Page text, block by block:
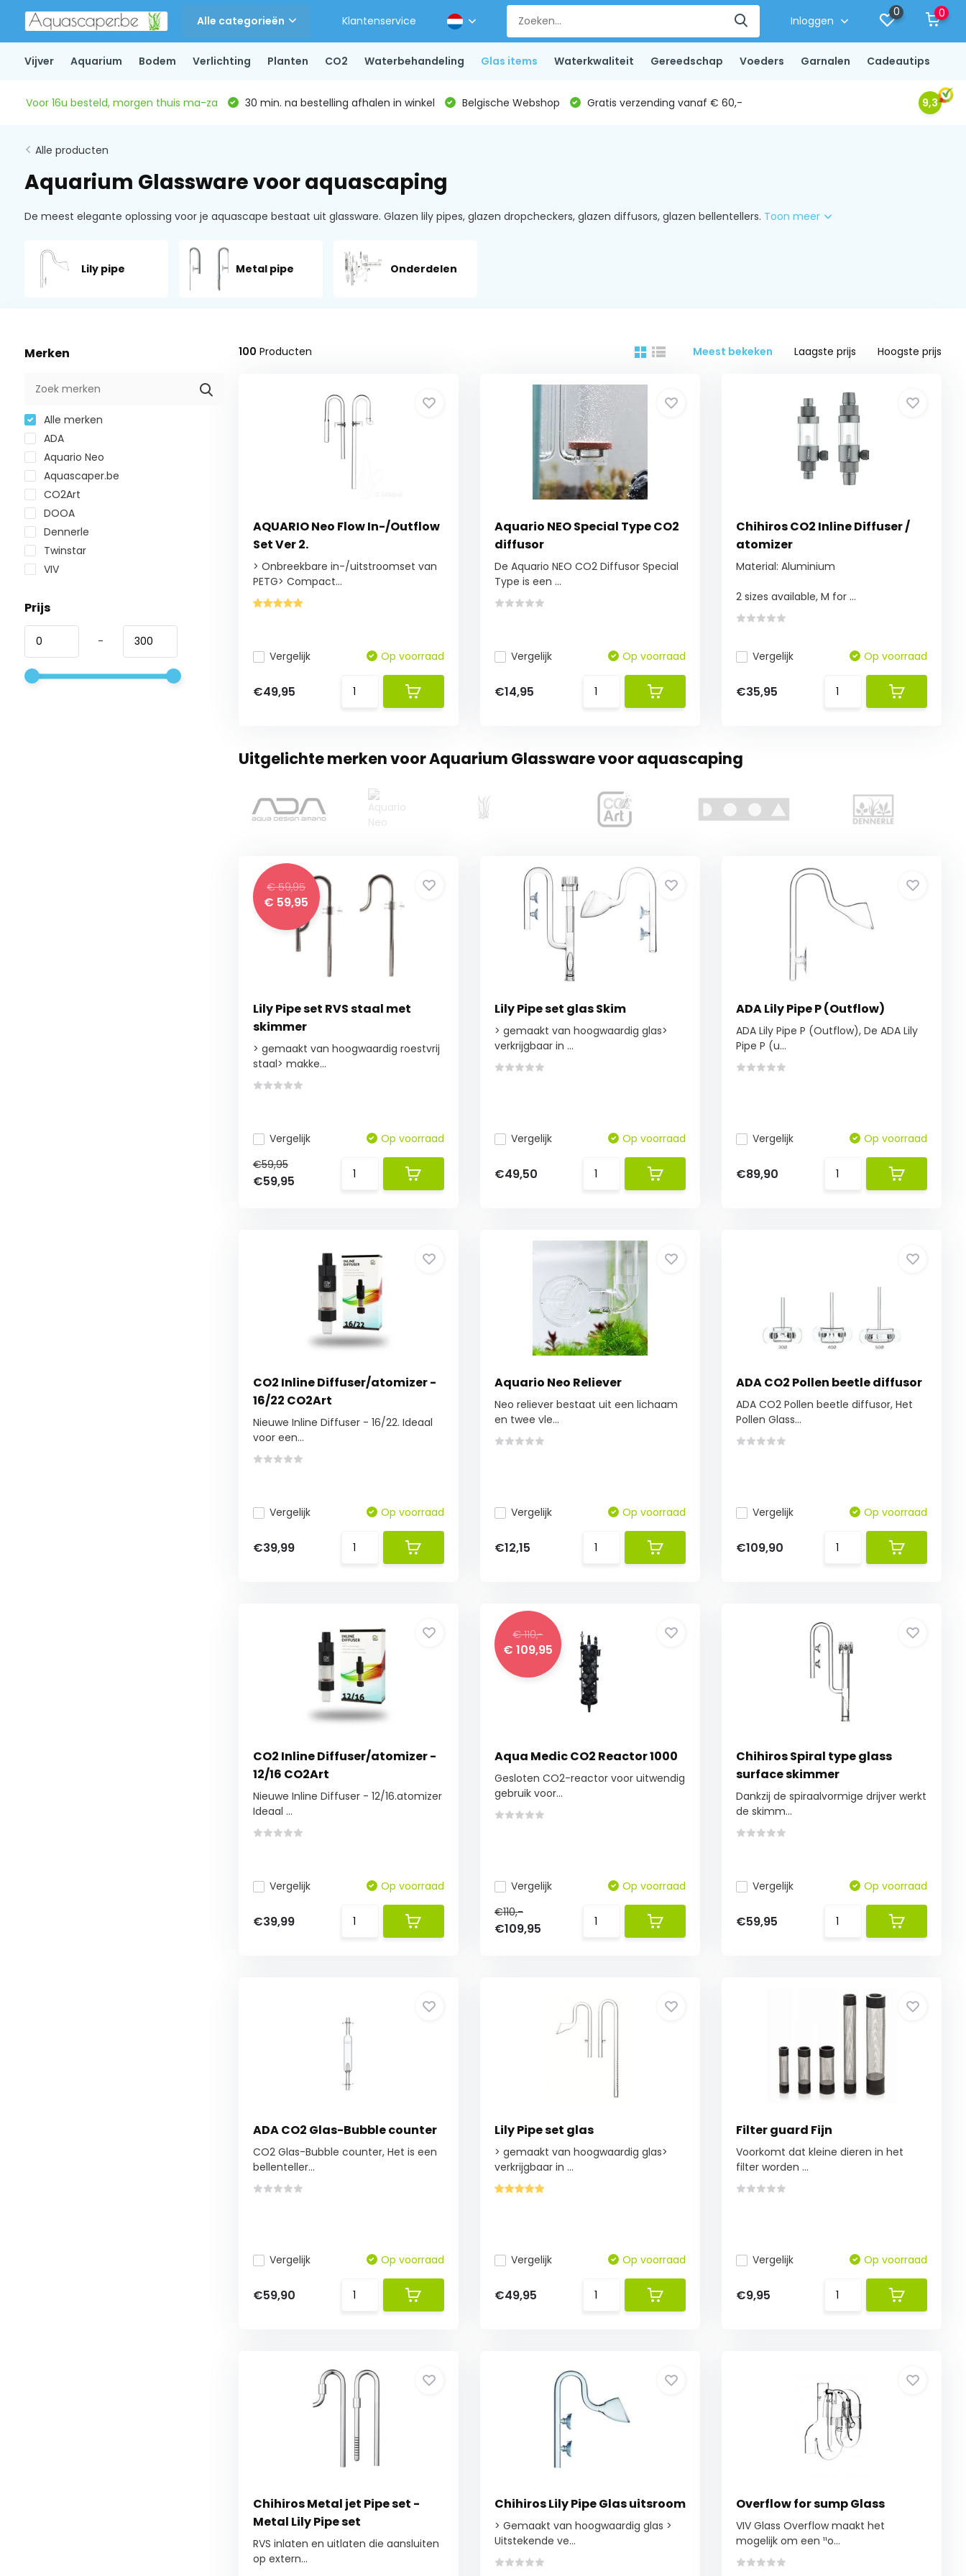
Alle categorieën Klantenservice Inloggen
0 0
Vijver Aquarium Bodem Verlichting Planten CO2 Waterbehandeling Glas items Waterkwaliteit Gereedschap Voeders Garnalen Cadeautips
Voor 16u besteld, morgen thuis ma-za 30 min. na bestelling afhalen in winkel Belgische Webshop Gratis verzending vanaf € 60,- 9,3
Alle producten
Aquarium Glassware voor aquascaping
De meest elegante oplossing voor je aquascape bestaat uit glassware. Glazen lily pipes, glazen dropcheckers, glazen diffusors, glazen bellentellers. Toon meer
Lily pipe Metal pipe Onderdelen
Merken
Alle merken
ADA
Aquario Neo
Aquascaper.be
CO2Art
DOOA
Dennerle
Twinstar
VIV
Prijs
-
100 Producten Meest bekeken Laagste prijs Hoogste prijs
AQUARIO Neo Flow In-/Outflow
Set Ver 2.
> Onbreekbare in-/uitstroomset van
PETG> Compact...
Vergelijk Op voorraad
€49,95
Aquario NEO Special Type CO2
diffusor
De Aquario NEO CO2 Diffusor Special
Type is een ...
Vergelijk Op voorraad
€14,95
Chihiros CO2 Inline Diffuser /
atomizer
Material: Aluminium
2 sizes available, M for ...
Vergelijk Op voorraad
€35,95
Uitgelichte merken voor Aquarium Glassware voor aquascaping
€ 59,95
€ 59,95
Lily Pipe set RVS staal met
skimmer
> gemaakt van hoogwaardig roestvrij
staal> makke...
Vergelijk
Op voorraad
€59,95
€59,95
Lily Pipe set glas Skim
> gemaakt van hoogwaardig glas>
verkrijgbaar in ...
Vergelijk Op voorraad
€49,50
ADA Lily Pipe P (Outflow)
ADA Lily Pipe P (Outflow), De ADA Lily
Pipe P (u...
Vergelijk Op voorraad
€89,90
CO2 Inline Diffuser/atomizer -
16/22 CO2Art
Nieuwe Inline Diffuser - 16/22. Ideaal
voor een...
Vergelijk Op voorraad
€39,99
Aquario Neo Reliever
Neo reliever bestaat uit een lichaam
en twee vle...
Vergelijk Op voorraad
€12,15
ADA CO2 Pollen beetle diffusor
ADA CO2 Pollen beetle diffusor, Het
Pollen Glass...
Vergelijk Op voorraad
€109,90
CO2 Inline Diffuser/atomizer -
12/16 CO2Art
Nieuwe Inline Diffuser - 12/16.atomizer
Ideaal ...
Vergelijk Op voorraad
€39,99
€ 110,-
€ 109,95
Aqua Medic CO2 Reactor 1000
Gesloten CO2-reactor voor uitwendig
gebruik voor...
Vergelijk
Op voorraad
€110,-
€109,95
Chihiros Spiral type glass
surface skimmer
Dankzij de spiraalvormige drijver werkt
de skimm...
Vergelijk Op voorraad
€59,95
ADA CO2 Glas-Bubble counter
CO2 Glas-Bubble counter, Het is een
bellenteller...
Vergelijk Op voorraad
€59,90
Lily Pipe set glas
> gemaakt van hoogwaardig glas>
verkrijgbaar in ...
Vergelijk Op voorraad
€49,95
Filter guard Fijn
Voorkomt dat kleine dieren in het
filter worden ...
Vergelijk Op voorraad
€9,95
Chihiros Metal jet Pipe set -
Metal Lily Pipe set
RVS inlaten en uitlaten die aansluiten
op extern...
Chihiros Lily Pipe Glas uitsroom
> Gemaakt van hoogwaardig glas >
Uitstekende ve...
Overflow for sump Glass
VIV Glass Overflow maakt het
mogelijk om een ¹¹o...